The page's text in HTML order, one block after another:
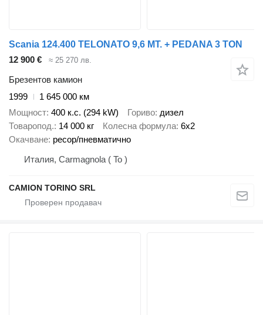
Scania 124.400 TELONATO 9,6 MT. + PEDANA 3 TON
12 900 €
≈ 25 270 лв.
Брезентов камион
1999
1 645 000 км
Мощност 400 к.с. (294 kW) Гориво дизел
Товаропод. 14 000 кг Колесна формула 6x2
Окачване ресор/пневматично
Италия, Carmagnola ( To )
CAMION TORINO SRL